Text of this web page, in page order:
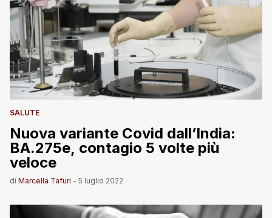
SALUTE
Nuova variante Covid dall’India:
BA.275e, contagio 5 volte più
veloce
di Marcella Tafuri - 5 luglio 2022